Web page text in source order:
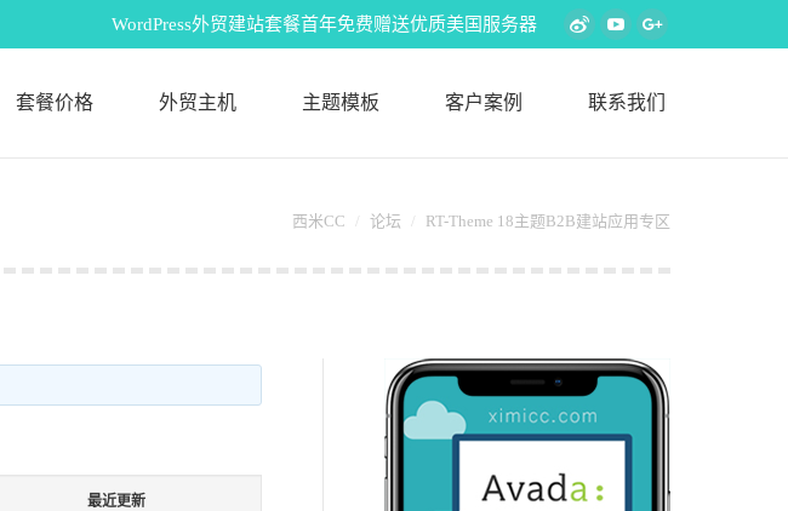
WordPress外贸建站套餐首年免费赠送优质美国服务器
WeiboYouTubeGoogle+
套餐价格 外贸主机 主题模板 客户案例 联系我们
西米CC 论坛 RT-Theme 18主题B2B建站应用专区
最近更新